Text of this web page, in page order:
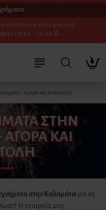
[ Δείτε τη διαδικασία ]
το τηλεφωνικό
9:00 - 14:00 ⚠️
- Αγορά και Αποστολή
ΣΤΗΝ
ΚΑΙ
στην Καλαμάτα για να
Η εταιρεία μας